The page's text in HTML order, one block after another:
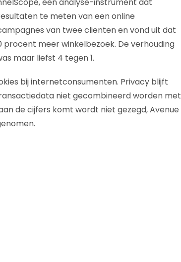
te meten van een online
van twee clienten en vond uit dat
meer winkelbezoek. De verhouding
maar liefst 4 tegen 1.
bij internetconsumenten. Privacy blijft
niet gecombineerd worden met
de cijfers komt wordt niet gezegd, Avenue